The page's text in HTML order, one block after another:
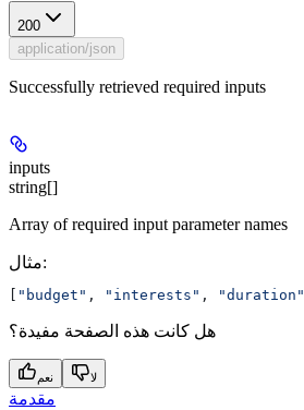
200
application/json
Successfully retrieved required inputs
inputs
string[]
Array of required input parameter names
مثال:
"budget" , "interests" , "duration"
هل كانت هذه الصفحة مفيدة؟
نعم لا
مقدمة